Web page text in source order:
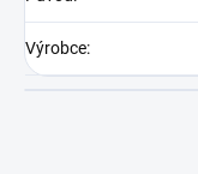
Výrobce: